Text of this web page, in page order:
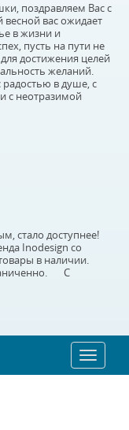
поздравляем Вас с
весной вас ожидает
в жизни и
пусть на пути не
достижения целей
желаний.
в душе, с
с неотразимой
стало доступнее!
Inodesign со
в наличии.
С
Toggle